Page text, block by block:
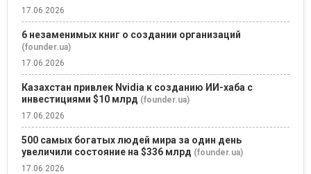
17.06.2026
6 незаменимых книг о создании организаций
(founder.ua)
17.06.2026
Казахстан привлек Nvidia к созданию ИИ-хаба с
инвестициями $10 млрд (founder.ua)
17.06.2026
500 самых богатых людей мира за один день
увеличили состояние на $336 млрд (founder.ua)
17.06.2026